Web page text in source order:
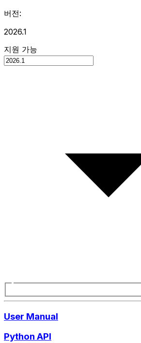
버전:
2026.1
지원 가능
User Manual
Python API